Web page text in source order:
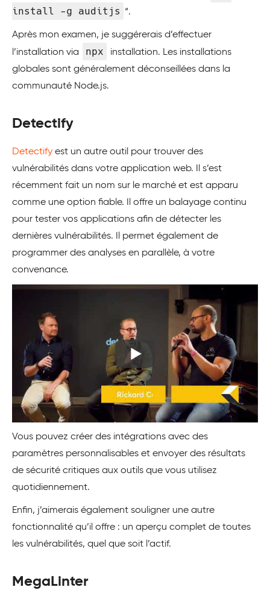
install -g auditjs
“.
Après mon examen, je suggérerais d’effectuer
l’installation via
npx
installation. Les installations
globales sont généralement déconseillées dans la
communauté Node.js.
Detectify
Detectify est un autre outil pour trouver des
vulnérabilités dans votre application web. Il s’est
récemment fait un nom sur le marché et est apparu
comme une option fiable. Il offre un balayage continu
pour tester vos applications afin de détecter les
dernières vulnérabilités. Il permet également de
programmer des analyses en parallèle, à votre
convenance.
Vous pouvez créer des intégrations avec des
paramètres personnalisables et envoyer des résultats
de sécurité critiques aux outils que vous utilisez
quotidiennement.
Enfin, j’aimerais également souligner une autre
fonctionnalité qu’il offre : un aperçu complet de toutes
les vulnérabilités, quel que soit l’actif.
MegaLinter